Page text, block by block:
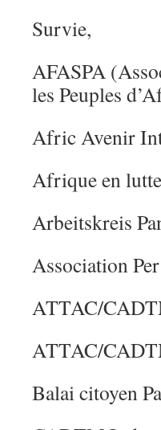
Survie,
AFASPA
les Peuples
Afric Avenir
Afrique en
Arbeitskreis
Association Per
ATTAC/
ATTAC/
Balai citoyen